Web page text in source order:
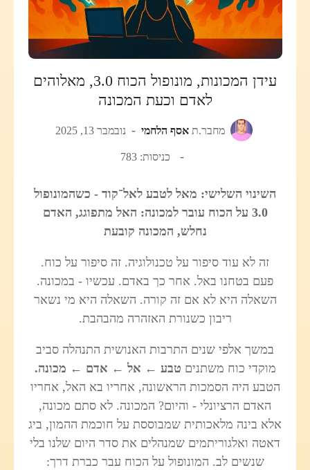
עידן המכונות, מונופול הכוח 3.0, מאלוהים
לאדם וכעת המכונה
מחבר.ת אסף הלחמי נובמבר 13, 2025
כניסות: 783
השינוי השלישי: מאל לטבע לאל־קוד - כשהמונופול
3.0 על הכוח עובר למכונה: האל מתפוגג, האדם
נחלש, המכונה קובעת
זה לא עוד סיפור על טכנולוגיה. זה סיפור על כוח.
פעם בטחנו באל. אחר כך באדם. עכשיו - במכונה.
השאלה היא לא אם זה קורה. השאלה היא מי נשאר
ריבון כשנורת האזהרה מהבהבת.
במשך אלפי שנים התרבות האנושית התנהלה סביב
מוקדי כוח משתנים טבע ← אל ← אדם ← מכונה.
הטבע היה הסמכות הראשונה, אחריו בא האל, אחריו
האדם הרציונלי - והיום? המכונה. לא סתם מכונה,
אלא בינה מלאכותית שמבוססת על חוכמת ההמון, ביג
דאטה ואלגוריתמים שמנהלים את סדר היום שלנו בלי
שנשים לב. המונופול על הכוח עבר כברת דרך: